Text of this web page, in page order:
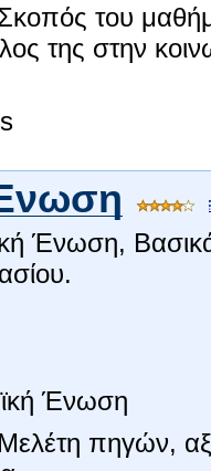
του
της στην
Ένωση, Βασικά
Ένωση
πηγών,